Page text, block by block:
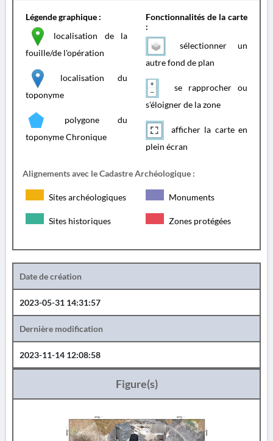
Légende graphique :
localisation de la
fouille/de l'opération
localisation du
toponyme
polygone du
toponyme Chronique
Fonctionnalités de la carte
:
sélectionner un
autre fond de plan
se rapprocher ou
s'éloigner de la zone
afficher la carte en
plein écran
Alignements avec le Cadastre Archéologique :
Sites archéologiques Monuments
Sites historiques Zones protégées
Date de création
2023-05-31 14:31:57
Dernière modification
2023-11-14 12:08:58
Figure(s)